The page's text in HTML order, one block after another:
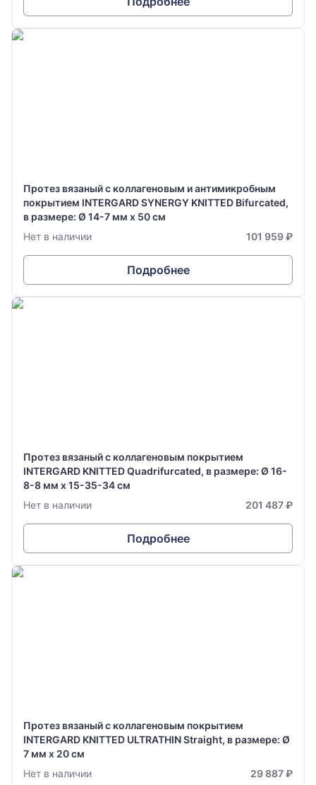
Протез вязаный с коллагеновым и антимикробным
покрытием INTERGARD SYNERGY KNITTED Bifurcated,
в размере: Ø 14-7 мм х 50 см
Нет в наличии
101 959 ₽
Подробнее
Протез вязаный с коллагеновым покрытием
INTERGARD KNITTED Quadrifurcated, в размере: Ø 16-
8-8 мм х 15-35-34 см
Нет в наличии
201 487 ₽
Подробнее
Протез вязаный с коллагеновым покрытием
INTERGARD KNITTED ULTRATHIN Straight, в размере: Ø
7 мм х 20 см
Нет в наличии
29 887 ₽